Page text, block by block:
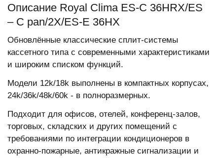
Описание Royal Clima ES-C 36HRX/ES
– C pan/2X/ES-E 36HX
Обновлённые классические сплит-системы
кассетного типа с современными характеристиками
и широким списком функций.
Модели 12k/18k выполнены в компактных корпусах,
24k/36k/48k/60k - в полноразмерных.
Подходит для офисов, отелей, конференц-залов,
торговых, складских и других помещений с
требованиями по интеграции кондиционеров в
охранно-пожарные, антикражные сигнализации и